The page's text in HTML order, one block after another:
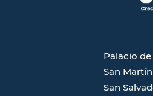
Palacio
San
San